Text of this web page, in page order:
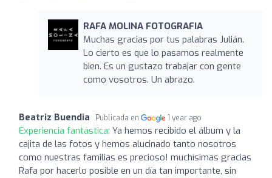
RAFA MOLINA FOTOGRAFIA
Muchas gracias por tus palabras Julián.
Lo cierto es que lo pasamos realmente
bien. Es un gustazo trabajar con gente
como vosotros. Un abrazo.
Beatriz Buendia Publicada en 1 year ago
Experiencia fantástica: Ya hemos recibido el álbum y la
cajita de las fotos y hemos alucinado tanto nosotros
como nuestras familias es precioso! muchísimas gracias
Rafa por hacerlo posible en un día tan importante, sin